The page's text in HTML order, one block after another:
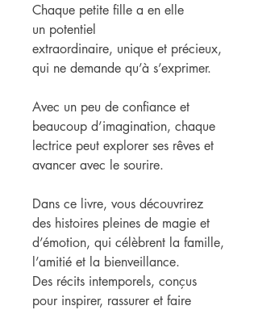
Chaque petite fille a en elle
un potentiel
extraordinaire, unique et précieux,
qui ne demande qu’à s’exprimer.
Avec un peu de confiance et
beaucoup d’imagination, chaque
lectrice peut explorer ses rêves et
avancer avec le sourire.
Dans ce livre, vous découvrirez
des histoires pleines de magie et
d’émotion, qui célèbrent la famille,
l’amitié et la bienveillance.
Des récits intemporels, conçus
pour inspirer, rassurer et faire